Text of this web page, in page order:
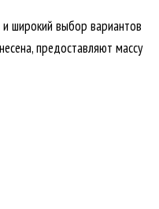
и широкий выбор вариантов
предоставляют массу